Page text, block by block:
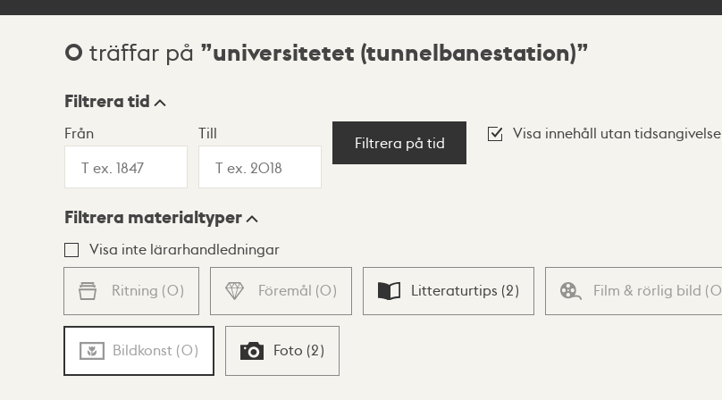
Sökresultat
0 träffar på universitetet (tunnelbanestation)
Visningsläge
Lista Karta
Filtrera tid
Från Till
Filtrera på tid
Visa innehåll utan tidsangivelse
Filtrera materialtyper
Visa inte lärarhandledningar
Ritning (0) Föremål (0) Litteraturtips (2) Film & rörlig bild (0
Bildkonst (0) Foto (2)